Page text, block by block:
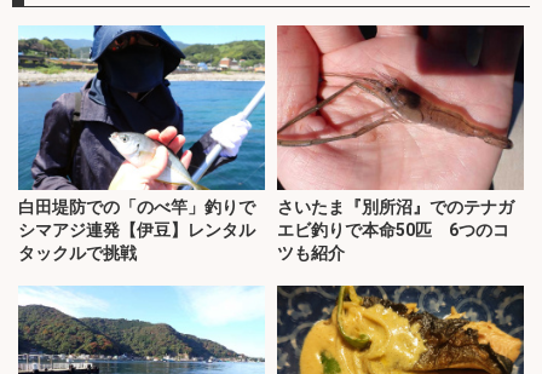
白田堤防での「のべ竿」釣りで
シマアジ連発【伊豆】レンタル
タックルで挑戦
さいたま『別所沼』でのテナガ
エビ釣りで本命50匹 6つのコ
ツも紹介